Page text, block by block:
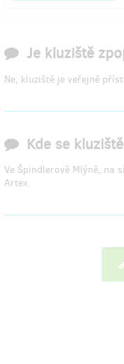
Je kluziště
Ne, kluziště je veřejně
Kde se
Ve Špindlerově Mlýně, na
Artex.